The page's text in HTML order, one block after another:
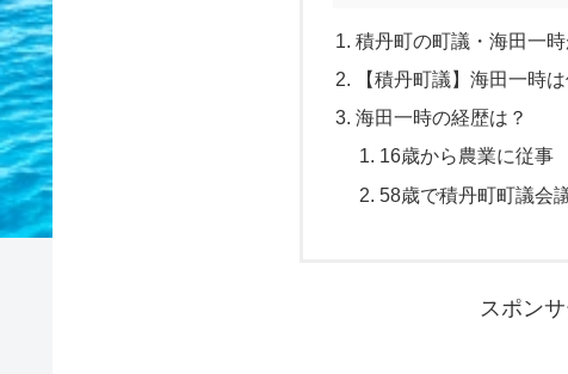
積丹町の町議・海田一
【積丹町議】海田一時
海田一時の経歴は？
16歳から農業に従事
58歳で積丹町町議会
スポン